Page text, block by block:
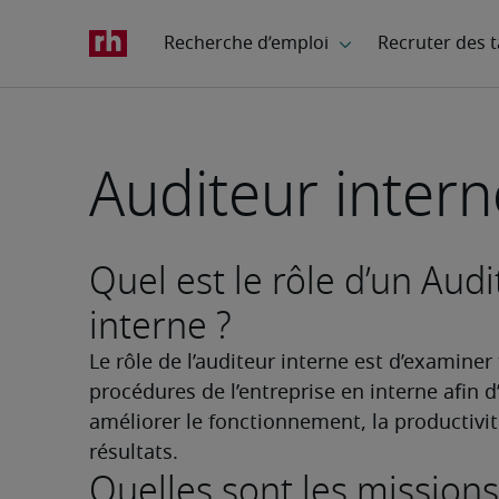
Auditeur
Quel est le rôle d’un
interne ?
Le rôle de l’auditeur interne est
procédures de l’entreprise en interne afin
améliorer le fonctionnement, la
résultats.